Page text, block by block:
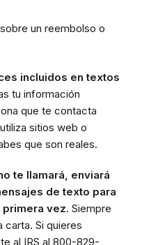
un reembolso o
incluidos en textos
tu información
que te contacta
sitios web o
que son reales.
te llamará, enviará
de texto para
vez. Siempre
carta. Si quieres
al IRS al 800-829-